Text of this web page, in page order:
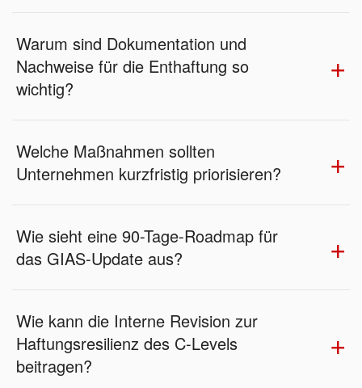
Warum sind Dokumentation und
Nachweise für die Enthaftung so
wichtig?
Welche Maßnahmen sollten
Unternehmen kurzfristig priorisieren?
Wie sieht eine 90-Tage-Roadmap für
das GIAS-Update aus?
Wie kann die Interne Revision zur
Haftungsresilienz des C-Levels
beitragen?